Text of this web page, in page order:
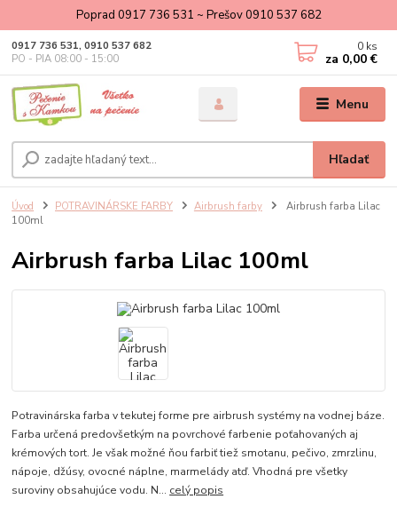
Poprad 0917 736 531 ~ Prešov 0910 537 682
Menu
Hľadať
0917 736 531, 0910 537 682
PO - PIA 08:00 - 15:00
0 ks
za 0,00 €
Úvod POTRAVINÁRSKE FARBY Airbrush farby
Airbrush farba Lilac
100ml
Airbrush farba Lilac 100ml
Potravinárska farba v tekutej forme pre airbrush systémy na vodnej báze.
Farba určená predovšetkým na povrchové farbenie poťahovaných aj
krémových tort. Je však možné ňou farbiť tiež smotanu, pečivo, zmrzlinu,
nápoje, džúsy, ovocné náplne, marmelády atď. Vhodná pre všetky
suroviny obsahujúce vodu. N... celý popis